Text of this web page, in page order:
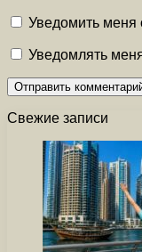
Уведомить меня
Уведомлять
Свежие записи